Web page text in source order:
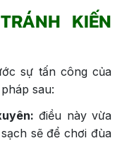
KIẾN
sự tấn công của
sau:
điều này vừa
sẽ để chơi đùa